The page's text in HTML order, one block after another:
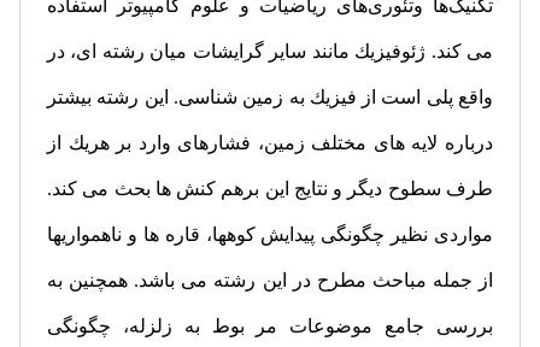
تکنیک‌ها وتئوری‌های ریاضیات و علوم کامپیوتر استفاده
می كند. ژئوفیزیك مانند سایر گرایشات میان رشته ای، در
واقع پلی است از فیزیك به زمین شناسی. این رشته بیشتر
درباره لایه های مختلف زمین، فشارهای وارد بر هریك از
طرف سطوح دیگر و نتایج این برهم كنش ها بحث می كند.
مواردی نظیر چگونگی پیدایش كوهها، قاره ها و ناهمواریها
از جمله مباحث مطرح در این رشته می باشد. همچنین به
بررسی جامع موضوعات مر بوط به زلزله، چگونگی